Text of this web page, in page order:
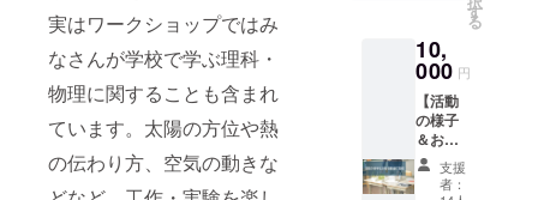
実はワークショップではみ
なさんが学校で学ぶ理科・
物理に関することも含まれ
ています。太陽の方位や熱
の伝わり方、空気の動きな
をメー
ルでお
送りし
ますの
で、お
友達と
日程を
合わせ
従う予
定です
安とし
て、1回
の開催
につ
き、お
です！
・対象
年齢：5
才〜小
学6年生
まで ・
1キット
付き。
す
る
10,
000 円
【活動
の様子
＆お礼
を動画
で配支援
者：